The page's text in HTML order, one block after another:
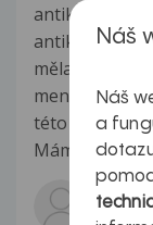
antikoncepci
antikoncepcí
měla stejný
menstruaci 7
této Jangee
Mám už dva
Náš
Náš
a